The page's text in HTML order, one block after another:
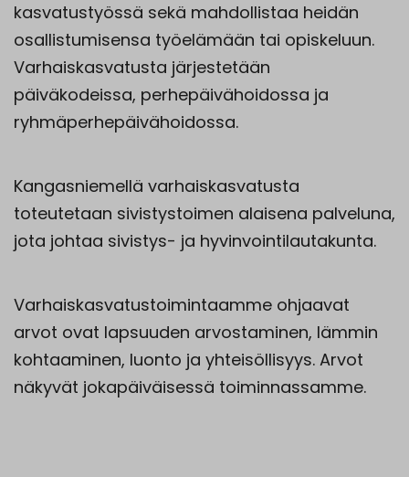
kasvatustyössä sekä mahdollistaa heidän
osallistumisensa työelämään tai opiskeluun.
Varhaiskasvatusta järjestetään
päiväkodeissa, perhepäivähoidossa ja
ryhmäperhepäivähoidossa.
Kangasniemellä varhaiskasvatusta
toteutetaan sivistystoimen alaisena palveluna,
jota johtaa sivistys- ja hyvinvointilautakunta.
Varhaiskasvatustoimintaamme ohjaavat
arvot ovat lapsuuden arvostaminen, lämmin
kohtaaminen, luonto ja yhteisöllisyys. Arvot
näkyvät jokapäiväisessä toiminnassamme.